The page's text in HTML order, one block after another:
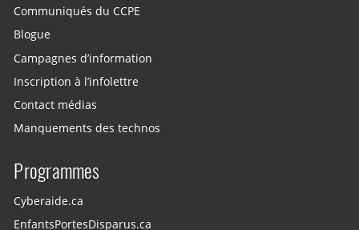
Communiqués du CCPE
Blogue
Campagnes d’information
Inscription à l’infolettre
Contact médias
Manquements des technos
Programmes
Cyberaide.ca
EnfantsPortesDisparus.ca